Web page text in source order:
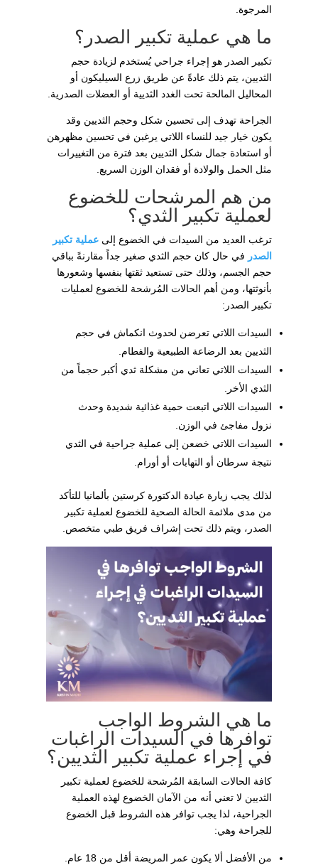
المرجوة.
ما هي عملية تكبير الصدر؟
تكبير الصدر هو إجراء جراحي يُستخدم لزيادة حجم
الثديين، يتم ذلك عادةً عن طريق زرع السيليكون أو
المحاليل المالحة تحت الغدد الثديية أو العضلات الصدرية.
الجراحة تهدف إلى تحسين شكل وحجم الثديين وقد
يكون خيار جيد للنساء اللاتي يرغبن في تحسين مظهرهن
أو استعادة جمال شكل الثديين بعد فترة من التغييرات
مثل الحمل والولادة أو فقدان الوزن السريع.
من هم المرشحات للخضوع
لعملية تكبير الثدي؟
ترغب العديد من السيدات في الخضوع إلى عملية تكبير
الصدر في حال كان حجم الثدي صغير جداً مقارنةً بباقي
حجم الجسم، وذلك حتى تستعيد ثقتها بنفسها وشعورها
بأنوثتها، ومن أهم الحالات المُرشحة للخضوع لعمليات
تكبير الصدر:
السيدات اللاتي تعرضن لحدوث انكماش في حجم
الثديين بعد الرضاعة الطبيعية والفطام.
السيدات اللاتي تعاني من مشكلة ثدي أكبر حجماً من
الثدي الأخر.
السيدات اللاتي اتبعت حمية غذائية شديدة وحدث
نزول مفاجئ في الوزن.
السيدات اللاتي خضعن إلى عملية جراحية في الثدي
نتيجة سرطان أو التهابات أو أورام.
لذلك يجب زيارة عيادة الدكتورة كرستين بألمانيا للتأكد
من مدى ملائمة الحالة الصحية للخضوع لعملية تكبير
الصدر، ويتم ذلك تحت إشراف فريق طبي متخصص.
ما هي الشروط الواجب
توافرها في السيدات الراغبات
في إجراء عملية تكبير الثديين؟
كافة الحالات السابقة المُرشحة للخضوع لعملية تكبير
الثديين لا تعني أنه من الآمان الخضوع لهذه العملية
الجراحية، لذا يجب توافر هذه الشروط قبل الخضوع
للجراحة وهي:
من الأفضل ألا يكون عمر المريضة أقل من 18 عام.